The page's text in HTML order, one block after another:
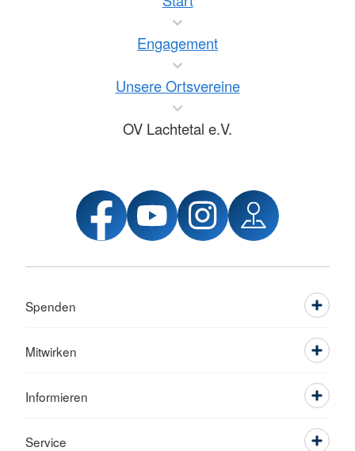
Engagement
Unsere Ortsvereine
OV Lachtetal e.V.
Spenden
Mitwirken
Informieren
Service